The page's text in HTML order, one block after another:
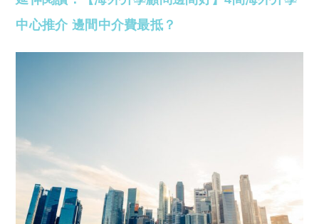
中心推介 邊間中介費最抵？